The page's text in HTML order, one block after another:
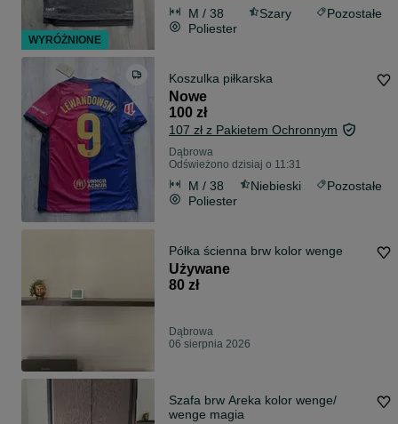
M / 38 Szary
Pozostałe
Poliester
Koszulka piłkarska
Nowe
100 zł
107 zł z Pakietem Ochronnym
Dąbrowa
Odświeżono dzisiaj o 11:31
M / 38 Niebieski
Pozostałe
Poliester
Półka ścienna brw kolor wenge
Używane
80 zł
Dąbrowa
06 sierpnia 2026
Szafa brw Areka kolor wenge/
wenge magia
WYRÓŻNIONE